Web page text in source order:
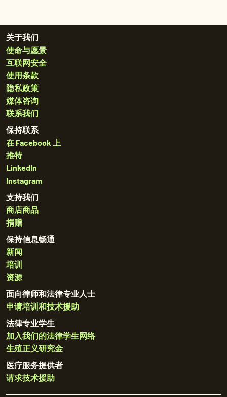
关于我们
使命与愿景
互联网安全
使用条款
隐私政策
媒体咨询
联系我们
保持联系
在 Facebook 上
推特
LinkedIn
Instagram
支持我们
商店商品
捐赠
保持信息畅通
新闻
培训
资源
面向律师和法律专业人士
申请培训和技术援助
法律专业学生
加入我们的法律学生网络
生殖正义研究金
医疗服务提供者
请求技术援助